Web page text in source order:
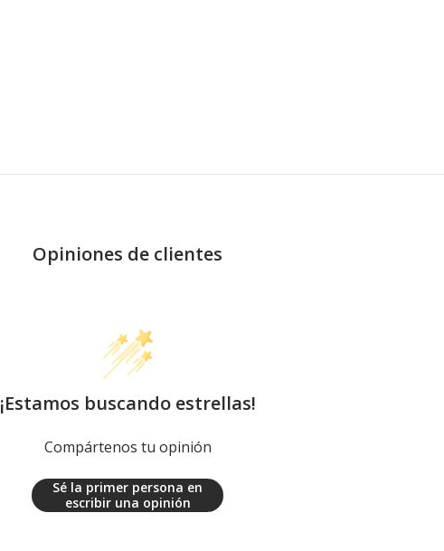
Opiniones de clientes
¡Estamos buscando estrellas!
Compártenos tu opinión
Sé la primer persona en
escribir una opinión